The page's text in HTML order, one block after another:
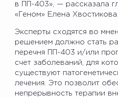
в ПП-403», — рассказала
«Геном» Елена Хвостикова.
Эксперты сходятся во
решением должно стать
перечня ПП-403 и/или
счет заболеваний, для
существуют
лечения. Это позволит
непрерывность терапии